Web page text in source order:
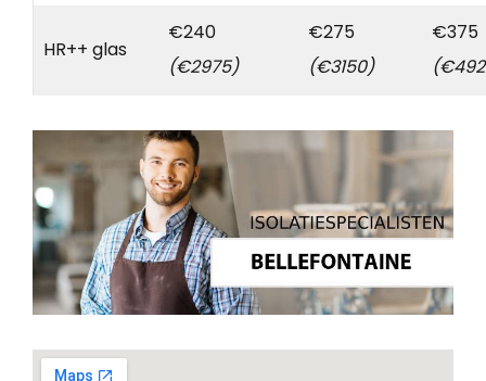
HR++ glas
€240
(€2975)
€275
(€3150)
€375